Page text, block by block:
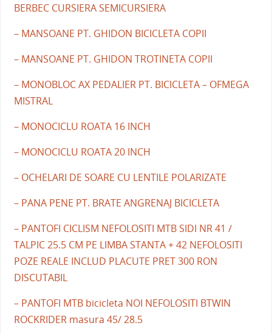
BERBEC CURSIERA SEMICURSIERA
– MANSOANE PT. GHIDON BICICLETA COPII
– MANSOANE PT. GHIDON TROTINETA COPII
– MONOBLOC AX PEDALIER PT. BICICLETA – OFMEGA
MISTRAL
– MONOCICLU ROATA 16 INCH
– MONOCICLU ROATA 20 INCH
– OCHELARI DE SOARE CU LENTILE POLARIZATE
– PANA PENE PT. BRATE ANGRENAJ BICICLETA
– PANTOFI CICLISM NEFOLOSITI MTB SIDI NR 41 /
TALPIC 25.5 CM PE LIMBA STANTA + 42 NEFOLOSITI
POZE REALE INCLUD PLACUTE PRET 300 RON
DISCUTABIL
– PANTOFI MTB bicicleta NOI NEFOLOSITI BTWIN
ROCKRIDER masura 45/ 28.5